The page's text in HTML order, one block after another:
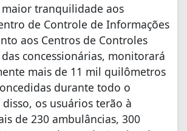
tranquilidade aos
de Controle de Informações
aos Centros de Controles
concessionárias, monitorará
mais de 11 mil quilômetros
durante todo o
os usuários terão à
de 230 ambulâncias, 300